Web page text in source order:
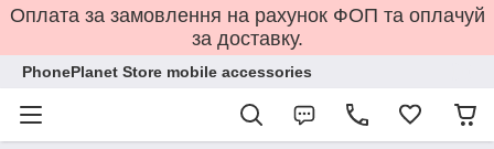
Оплата за замовлення на рахунок ФОП та оплачуй
за доставку.
PhonePlanet Store mobile accessories